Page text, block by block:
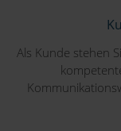
Als Kunde stehen